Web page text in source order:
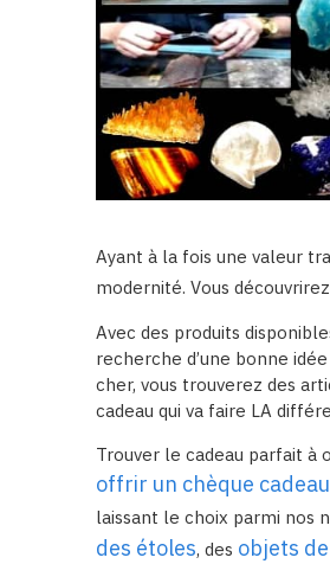
Ayant à la fois une valeur
modernité. Vous découvrirez
Avec des produits
recherche d’une bonne
cher, vous trouverez des
cadeau qui va faire LA
Trouver le cadeau parfait à
offrir un chèque cadeau
laissant le choix parmi nos
des étoles, des objets